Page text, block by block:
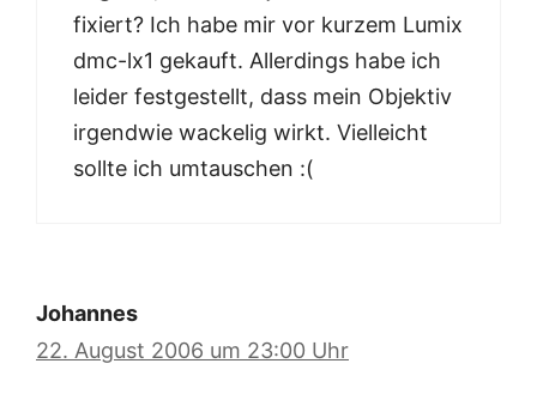
fixiert? Ich habe mir vor kurzem Lumix
dmc-lx1 gekauft. Allerdings habe ich
leider festgestellt, dass mein Objektiv
irgendwie wackelig wirkt. Vielleicht
sollte ich umtauschen :(
Johannes
22. August 2006 um 23:00 Uhr